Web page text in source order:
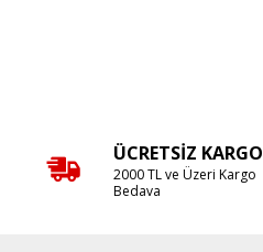
ÜCRETSIZ KARGO
2000 TL ve Üzeri Kargo
Bedava